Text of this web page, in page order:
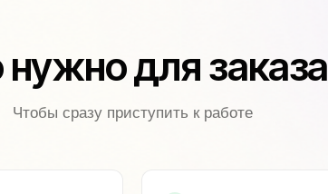
нужно для заказа
Чтобы сразу приступить к работе